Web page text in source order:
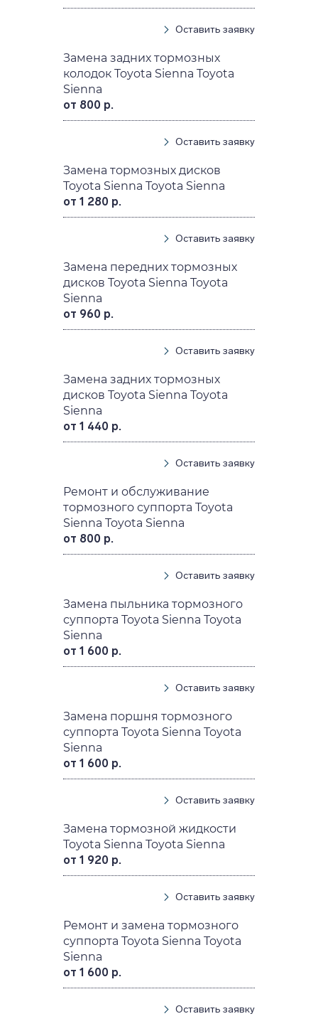
Оставить заявку
Замена задних тормозных
колодок Toyota Sienna Toyota
Sienna
от 800 р.
Оставить заявку
Замена тормозных дисков
Toyota Sienna Toyota Sienna
от 1 280 р.
Оставить заявку
Замена передних тормозных
дисков Toyota Sienna Toyota
Sienna
от 960 р.
Оставить заявку
Замена задних тормозных
дисков Toyota Sienna Toyota
Sienna
от 1 440 р.
Оставить заявку
Ремонт и обслуживание
тормозного суппорта Toyota
Sienna Toyota Sienna
от 800 р.
Оставить заявку
Замена пыльника тормозного
суппорта Toyota Sienna Toyota
Sienna
от 1 600 р.
Оставить заявку
Замена поршня тормозного
суппорта Toyota Sienna Toyota
Sienna
от 1 600 р.
Оставить заявку
Замена тормозной жидкости
Toyota Sienna Toyota Sienna
от 1 920 р.
Оставить заявку
Ремонт и замена тормозного
суппорта Toyota Sienna Toyota
Sienna
от 1 600 р.
Оставить заявку